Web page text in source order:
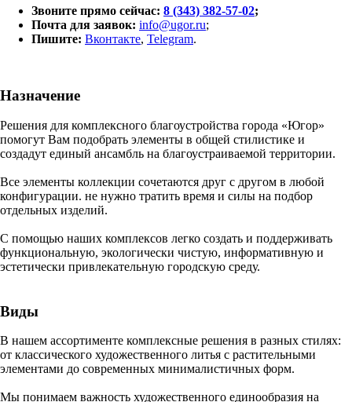
Звоните прямо сейчас: 8 (343) 382-57-02;
Почта для заявок: info@ugor.ru;
Пишите: Вконтакте, Telegram.
Назначение
Решения для комплексного благоустройства города «Югор»
помогут Вам подобрать элементы в общей стилистике и
создадут единый ансамбль на благоустраиваемой территории.
Все элементы коллекции сочетаются друг с другом в любой
конфигурации. не нужно тратить время и силы на подбор
отдельных изделий.
С помощью наших комплексов легко создать и поддерживать
функциональную, экологически чистую, информативную и
эстетически привлекательную городскую среду.
Виды
В нашем ассортименте комплексные решения в разных стилях:
от классического художественного литья с растительными
элементами до современных минималистичных форм.
Мы понимаем важность художественного единообразия на